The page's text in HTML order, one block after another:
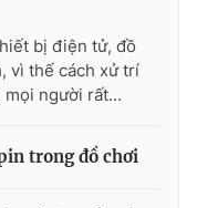
bị điện tử, đồ
vì thế cách xử trí
người rất...
trong đồ chơi